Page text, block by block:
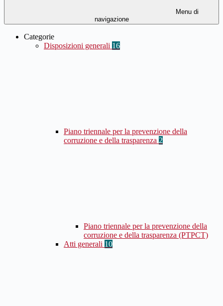
Menu di
navigazione
Categorie
Disposizioni generali 16
Piano triennale per la prevenzione della
corruzione e della trasparenza 2
Piano triennale per la prevenzione della
corruzione e della trasparenza (PTPCT)
Atti generali 10